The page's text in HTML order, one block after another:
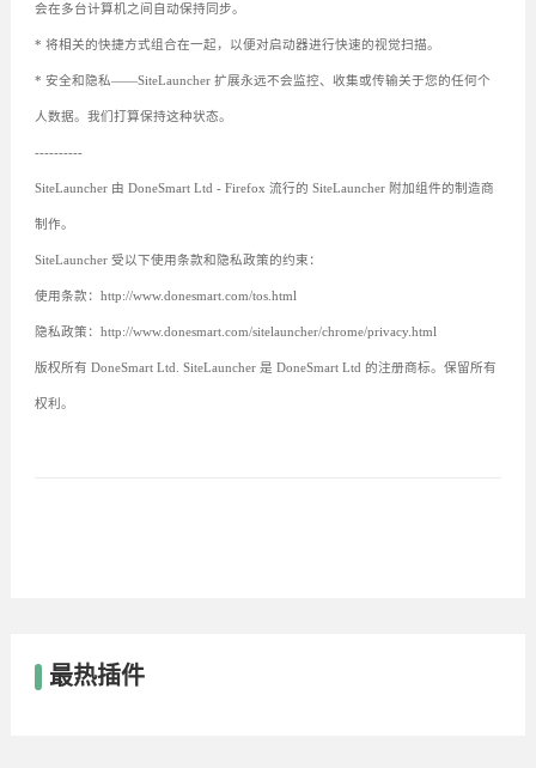
会在多台计算机之间自动保持同步。
* 将相关的快捷方式组合在一起，以便对启动器进行快速的视觉扫描。
* 安全和隐私——SiteLauncher 扩展永远不会监控、收集或传输关于您的任何个
人数据。我们打算保持这种状态。
----------
SiteLauncher 由 DoneSmart Ltd - Firefox 流行的 SiteLauncher 附加组件的制造商
制作。
SiteLauncher 受以下使用条款和隐私政策的约束：
使用条款：http://www.donesmart.com/tos.html
隐私政策：http://www.donesmart.com/sitelauncher/chrome/privacy.html
版权所有 DoneSmart Ltd. SiteLauncher 是 DoneSmart Ltd 的注册商标。保留所有
权利。
最热插件